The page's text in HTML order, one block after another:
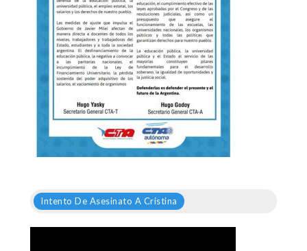
Intento De Asesinato A Cristina